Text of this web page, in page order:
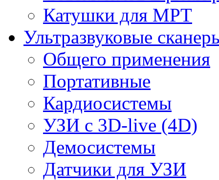
Катушки для МРТ
Ультразвуковые
Общего применения
Портативные
Кардиосистемы
УЗИ с 3D-live (4D)
Демосистемы
Датчики для УЗИ